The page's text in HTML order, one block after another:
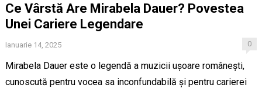
Ce Vârstă Are Mirabela Dauer? Povestea
Unei Cariere Legendare
Ianuarie 14, 2025 0
Mirabela Dauer este o legendă a muzicii ușoare românești,
cunoscută pentru vocea sa inconfundabilă și pentru carierei